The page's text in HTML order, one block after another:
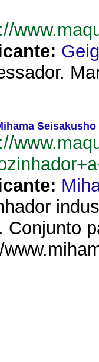
Seisakusho
Conjunto